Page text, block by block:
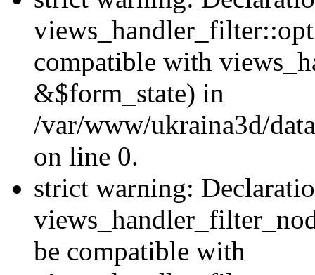
compatible with
&$form_state) in
/var/www/ukraina3d/
on line 0.
strict warning:
be compatible with